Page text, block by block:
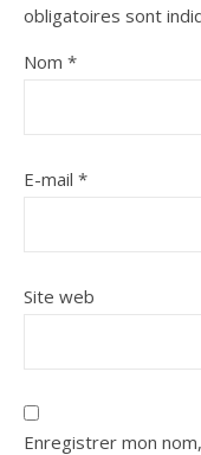
obligatoires sont
Nom *
E-mail *
Site web
Enregistrer mon